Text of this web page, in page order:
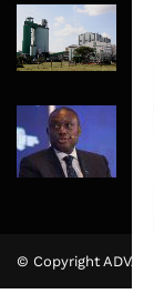
© Copyright